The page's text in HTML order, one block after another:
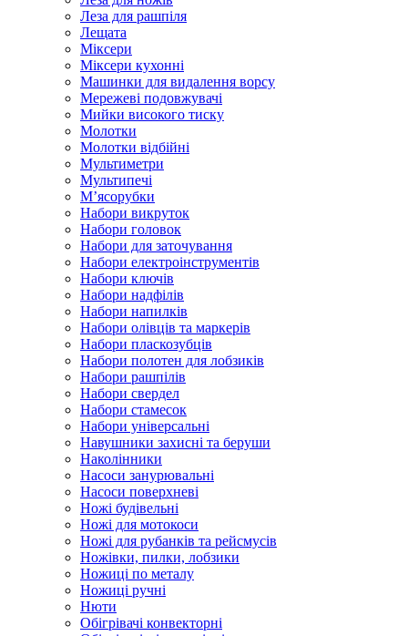
Леза для рашпіля
Лещата
Міксери
Міксери кухонні
Машинки для видалення ворсу
Мережеві подовжувачі
Мийки високого тиску
Молотки
Молотки відбійні
Мультиметри
Мультипечі
М’ясорубки
Набори викруток
Набори головок
Набори для заточування
Набори електроінструментів
Набори ключів
Набори надфілів
Набори напилків
Набори олівців та маркерів
Набори пласкозубців
Набори полотен для лобзиків
Набори рашпілів
Набори свердел
Набори стамесок
Набори універсальні
Навушники захисні та беруши
Наколінники
Насоси занурювальні
Насоси поверхневі
Ножі будівельні
Ножі для мотокоси
Ножі для рубанків та рейсмусів
Ножівки, пилки, лобзики
Ножиці по металу
Ножиці ручні
Нюти
Обігрівачі конвекторні